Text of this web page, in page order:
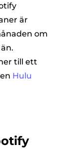
är
om
till ett
Hulu